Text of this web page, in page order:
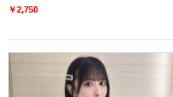
￥2,750